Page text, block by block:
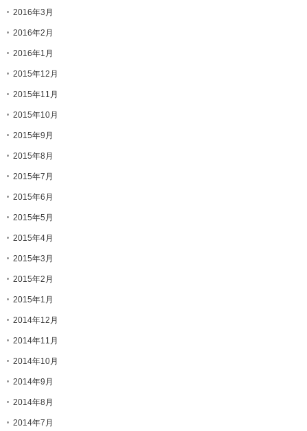
2016年3月
2016年2月
2016年1月
2015年12月
2015年11月
2015年10月
2015年9月
2015年8月
2015年7月
2015年6月
2015年5月
2015年4月
2015年3月
2015年2月
2015年1月
2014年12月
2014年11月
2014年10月
2014年9月
2014年8月
2014年7月